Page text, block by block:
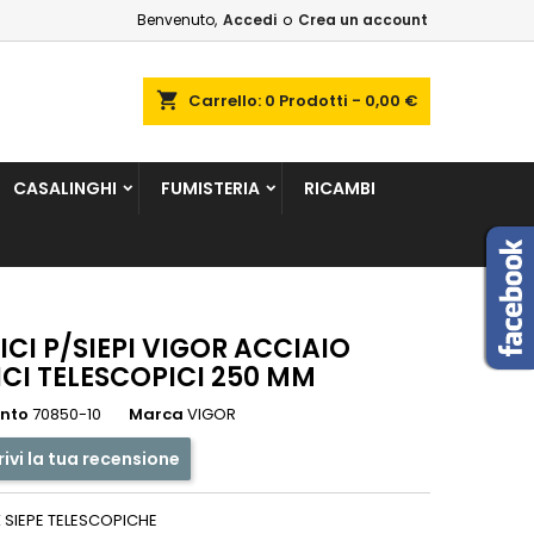
Benvenuto, Accedi o Crea un account
shopping_cart Carrello: 0 Prodotti - 0,00 €
CASALINGHI FUMISTERIA RICAMBI
P/SIEPI VIGOR ACCIAIO
TELESCOPICI 250 MM
70850-10 Marca VIGOR
la tua recensione
TELESCOPICHE